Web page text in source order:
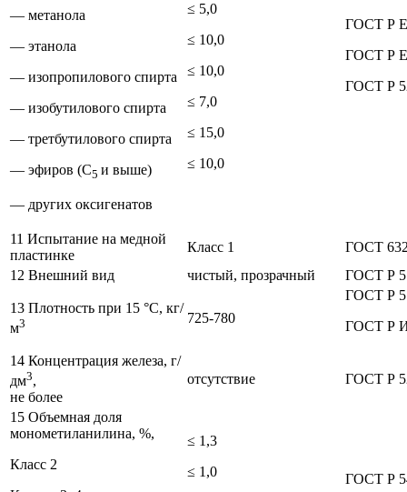
— метанола
— этанола
— изопропилового спирта
— изобутилового спирта
— третбутилового спирта
— эфиров (С5 и выше)
— других оксигенатов
≤ 5,0
≤ 10,0
≤ 10,0
≤ 7,0
≤ 15,0
≤ 10,0
ГОСТ Р
ГОСТ Р
ГОСТ Р
11 Испытание на медной
пластинке
Класс 1
ГОСТ
12 Внешний вид
чистый, прозрачный ГОСТ Р
13 Плотность при 15 °С, кг/
м3 725-780
ГОСТ Р
ГОСТ Р
14 Концентрация железа, г/
дм3,
не более
отсутствие ГОСТ Р
15 Объемная доля
монометиланилина, %,
Класс 2
≤ 1,3
≤ 1,0
ГОСТ Р